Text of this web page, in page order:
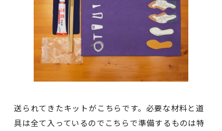
送られてきたキットがこちらです。必要な材料と道
具は全て入っているのでこちらで準備するものは特